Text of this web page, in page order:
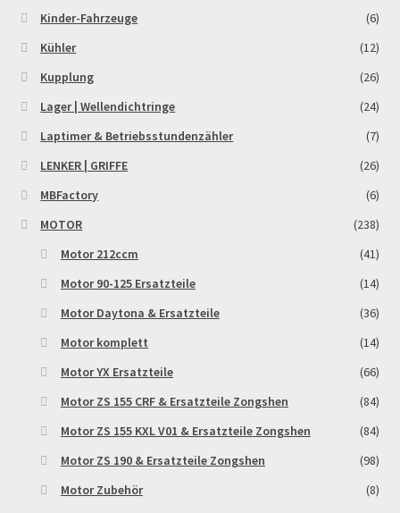
Kinder-Fahrzeuge
(6)
Kühler
(12)
Kupplung
(26)
Lager | Wellendichtringe
(24)
Laptimer & Betriebsstundenzähler
(7)
LENKER | GRIFFE
(26)
MBFactory
(6)
MOTOR
(238)
Motor 212ccm
(41)
Motor 90-125 Ersatzteile
(14)
Motor Daytona & Ersatzteile
(36)
Motor komplett
(14)
Motor YX Ersatzteile
(66)
Motor ZS 155 CRF & Ersatzteile Zongshen
(84)
Motor ZS 155 KXL V01 & Ersatzteile Zongshen
(84)
Motor ZS 190 & Ersatzteile Zongshen
(98)
Motor Zubehör
(8)